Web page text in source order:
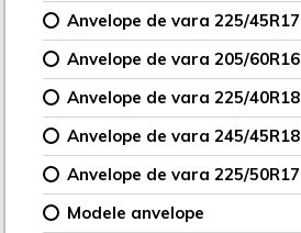
Anvelope de vara 225/45R17
Anvelope de vara 205/60R16
Anvelope de vara 225/40R18
Anvelope de vara 245/45R18
Anvelope de vara 225/50R17
Modele anvelope